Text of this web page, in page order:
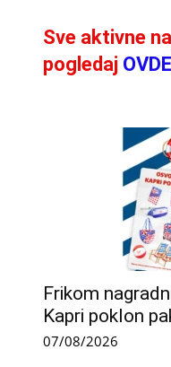
Sve aktivne
pogledaj OVDE
Frikom
Kapri poklon
07/08/2026